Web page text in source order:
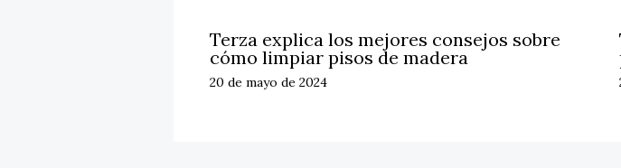
Terza explica los mejores consejos sobre
cómo limpiar pisos de madera
20 de mayo de 2024